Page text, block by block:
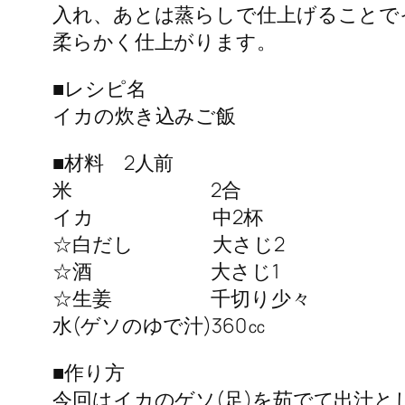
入れ、あとは蒸らしで仕上げること
柔らかく仕上がります。
■レシピ名
イカの炊き込みご飯
■材料 2人前
米 2合
イカ 中2杯
☆白だし 大さじ2
☆酒 大さじ1
☆生姜 千切り少々
水(ゲソのゆで汁)360㏄
■作り方